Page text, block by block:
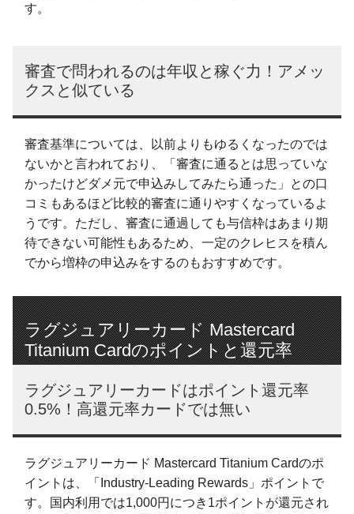
す。
審査で問われるのは年収と稼ぐ力！アメッ
クスと似ている
審査基準については、以前よりもゆるくなったのでは
ないかと言われており、「審査に通るとは思っていな
かったけどダメ元で申込みしてみたら通った」との口
コミもあるほど比較的審査に通りやすくなっているよ
うです。ただし、審査に通過しても与信枠はあまり期
待できない可能性もあるため、一定のクレヒスを積ん
でから増枠の申込みをするのもおすすめです。
ラグジュアリーカード Mastercard
Titanium Cardのポイントと還元率
ラグジュアリーカードはポイント還元率
0.5%！高還元率カードでは無い
ラグジュアリーカード Mastercard Titanium Cardのポ
イントは、「Industry-Leading Rewards」ポイントで
す。国内利用では1,000円につき1ポイントが還元され